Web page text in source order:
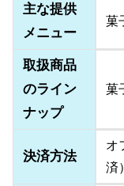
主な提供
メニュー
菓
取扱商品
のライン
ナップ
菓
決済方法
オ
済